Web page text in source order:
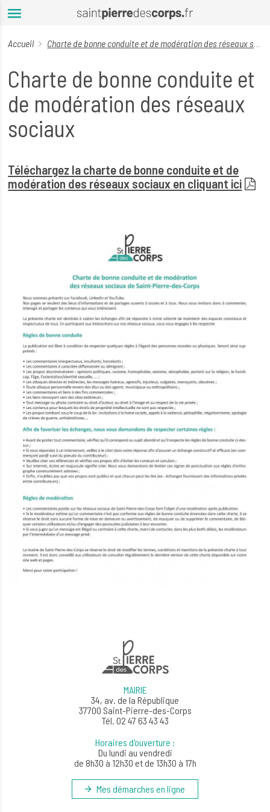
Aller au contenu principal
Accueil Charte de bonne conduite et de modération des réseaux sociaux
Charte de bonne conduite et
de modération des réseaux
sociaux
Téléchargez la charte de bonne conduite et de
modération des réseaux sociaux en cliquant ici
MAIRIE
34, av. de la République
37700 Saint-Pierre-des-Corps
Tél. 02 47 63 43 43
Horaires d'ouverture :
Du lundi au vendredi
de 8h30 à 12h30 et de 13h30 à 17h
Mes démarches en ligne